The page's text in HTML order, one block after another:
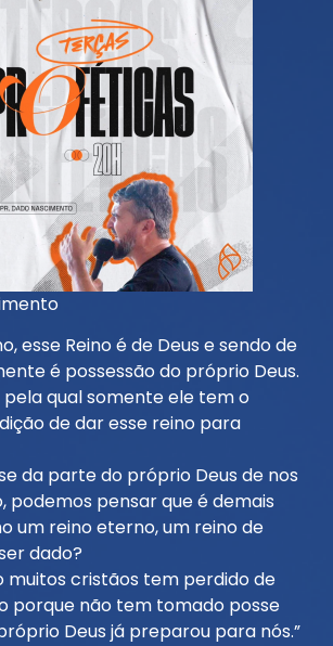
esse Reino é de Deus e sendo de
é possessão do próprio Deus.
pela qual somente ele tem o
de dar esse reino para
da parte do próprio Deus de nos
podemos pensar que é demais
um reino eterno, um reino de
dado?
muitos cristãos tem perdido de
porque não tem tomado posse
Deus já preparou para nós.”